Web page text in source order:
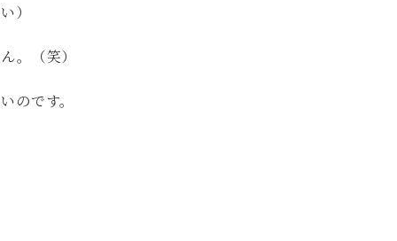
）
ん。（笑）
のです。